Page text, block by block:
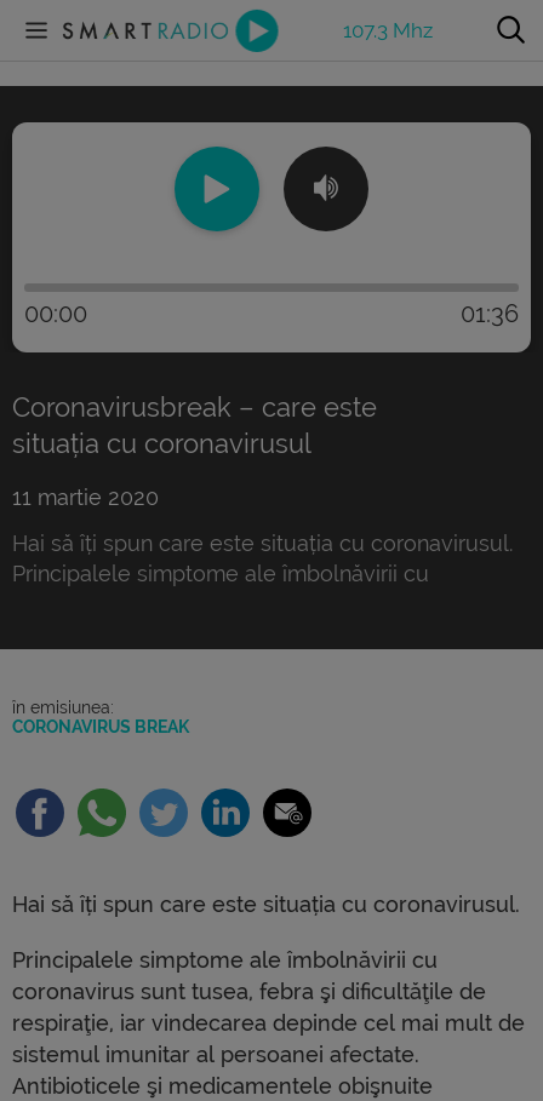
107.3 Mhz
00:00 01:36
Coronavirusbreak – care este
situația cu coronavirusul
11 martie 2020
Hai să îți spun care este situația cu coronavirusul.
Principalele simptome ale îmbolnăvirii cu
Antibioticele şi medicamentele obişnuite împotriva
răcelii sunt inutile. Cei care nu respectă condițiile
în emisiunea:
CORONAVIRUS BREAK
Hai să îți spun care este situația cu coronavirusul.
Principalele simptome ale îmbolnăvirii cu
coronavirus sunt tusea, febra şi dificultăţile de
respiraţie, iar vindecarea depinde cel mai mult de
sistemul imunitar al persoanei afectate.
Antibioticele şi medicamentele obişnuite